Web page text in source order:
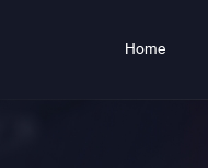
Home